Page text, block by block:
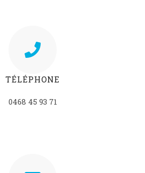
TÉLÉPHONE
0468 45 93 71